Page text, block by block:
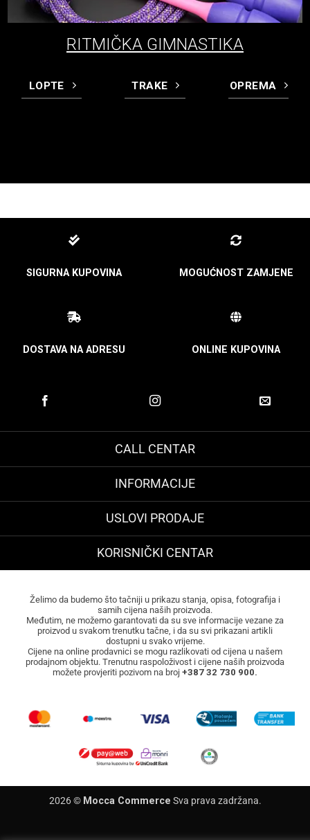
RITMIČKA GIMNASTIKA
LOPTE TRAKE OPREMA
SIGURNA KUPOVINA MOGUĆNOST ZAMJENE
DOSTAVA NA ADRESU ONLINE KUPOVINA
CALL CENTAR
INFORMACIJE
USLOVI PRODAJE
KORISNIČKI CENTAR
Želimo da budemo što tačniji u prikazu stanja, opisa, fotografija i
samih cijena naših proizvoda.
Međutim, ne možemo garantovati da su sve informacije vezane za
proizvod u svakom trenutku tačne, i da su svi prikazani artikli
dostupni u svako vrijeme.
Cijene na online prodavnici se mogu razlikovati od cijena u našem
prodajnom objektu. Trenutnu raspoloživost i cijene naših proizvoda
možete provjeriti pozivom na broj +387 32 730 900.
2026 © Mocca Commerce Sva prava zadržana.